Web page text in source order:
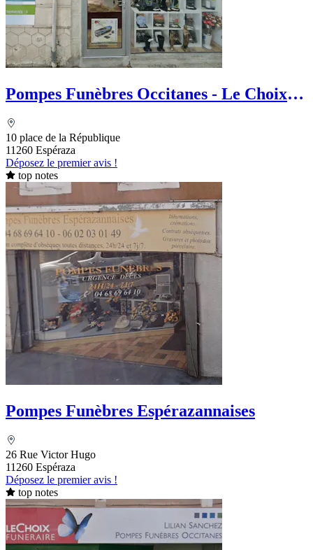
Pompes Funèbres Occitanes - Le Choix
10 place de la République
11260 Espéraza
Déposez le premier avis !
top notes
Pompes Funèbres Espérazannaises
26 Rue Victor Hugo
11260 Espéraza
Déposez le premier avis !
top notes